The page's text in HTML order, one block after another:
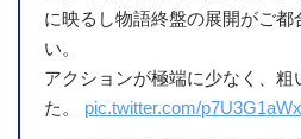
に映るし物語終盤の展開がご都
い。
アクションが極端に少なく、粗
た。 pic.twitter.com/